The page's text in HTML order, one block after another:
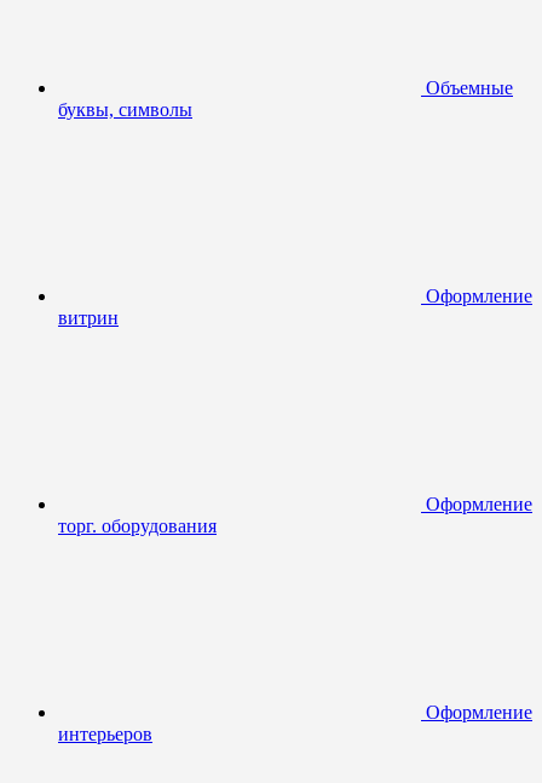
Объемные
буквы, символы
Оформление
витрин
Оформление
торг. оборудования
Оформление
интерьеров